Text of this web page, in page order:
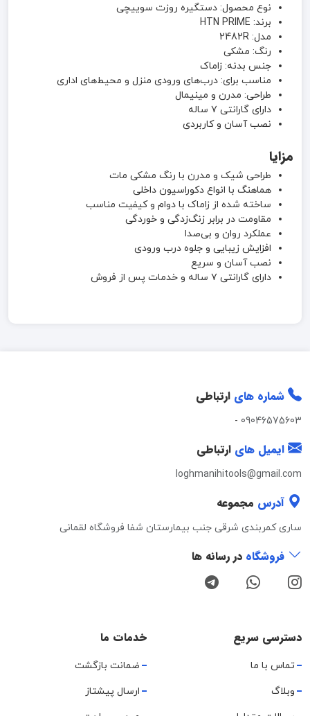
نوع محصول: دستگیره روزت سوییچی
برند: HTN PRIME
مدل: 2482R
رنگ: مشکی
جنس بدنه: زاماک
مناسب برای: درب‌های ورودی منزل و محیط‌های اداری
طراحی: مدرن و مینیمال
دارای گارانتی ۷ ساله
نصب آسان و کاربردی
مزایا
طراحی شیک و مدرن با رنگ مشکی مات
هماهنگ با انواع دکوراسیون داخلی
ساخته شده از زاماک با دوام و کیفیت مناسب
مقاومت در برابر زنگ‌زدگی و خوردگی
عملکرد روان و بی‌صدا
افزایش زیبایی و جلوه درب ورودی
نصب آسان و سریع
دارای گارانتی ۷ ساله و خدمات پس از فروش
شماره های ارتباطی
09046575603
-
ایمیل های ارتباطی
loghmanihitools@gmail.com
آدرس مجموعه
ساری کمربندی شرقی جنب بیمارستان شفا فروشگاه لقمانی
فروشگاه در رسانه ها
دسترسی سریع
تماس با ما
وبلاگ
خدمات ما
ضمانت بازگشت
ارسال پیشتاز